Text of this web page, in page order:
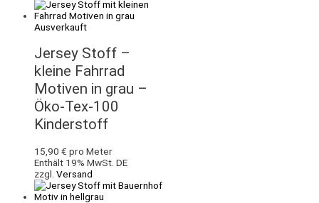
Ausverkauft
Jersey Stoff –
kleine Fahrrad
Motiven in grau –
Öko-Tex-100
Kinderstoff
15,90 € pro Meter
Enthält 19% MwSt. DE
zzgl. Versand